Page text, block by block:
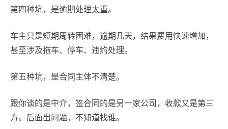
第四种坑，是逾期处理太重。
车主只是短期周转困难，逾期几天，结果费用快速增加，
甚至涉及拖车、停车、违约处理。
第五种坑，是合同主体不清楚。
跟你谈的是中介，签合同的是另一家公司，收款又是第三
方。后面出问题，不知道找谁。